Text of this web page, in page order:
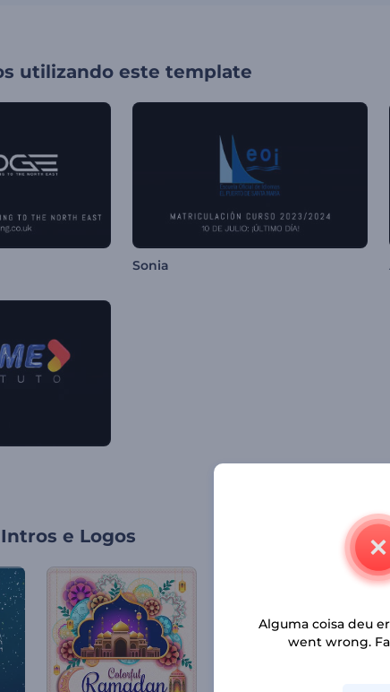
utilizando este template
Sonia
Intros e Logos
Alguma coisa deu
went wrong.